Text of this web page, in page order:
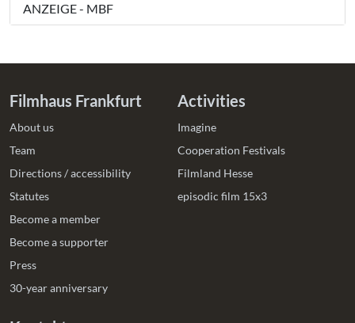
ANZEIGE - MBF
Filmhaus Frankfurt
About us
Team
Directions / accessibility
Statutes
Become a member
Become a supporter
Press
30-year anniversary
Activities
Imagine
Cooperation Festivals
Filmland Hesse
episodic film 15x3